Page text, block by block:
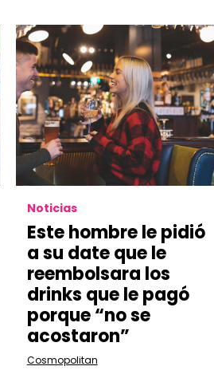
Noticias
Este hombre le pidió
a su date que le
reembolsara los
drinks que le pagó
porque “no se
acostaron”
Cosmopolitan